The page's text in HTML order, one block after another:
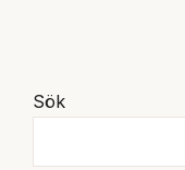
Sök